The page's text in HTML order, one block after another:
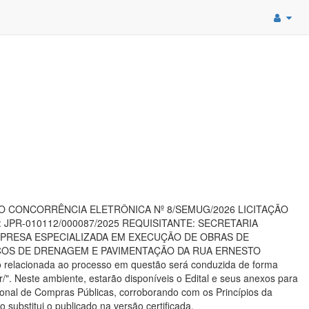
ELETRÔNICA Nº 8/SEMUG/2026 LICITAÇÃO
010112/000087/2025 REQUISITANTE: SECRETARIA
ESPECIALIZADA EM EXECUÇÃO DE OBRAS DE
DE DRENAGEM E PAVIMENTAÇÃO DA RUA ERNESTO
ao processo em questão será conduzida de forma
Neste ambiente, estarão disponíveis o Edital e seus anexos para
de Compras Públicas, corroborando com os Princípios da
substitui o publicado na versão certificada.